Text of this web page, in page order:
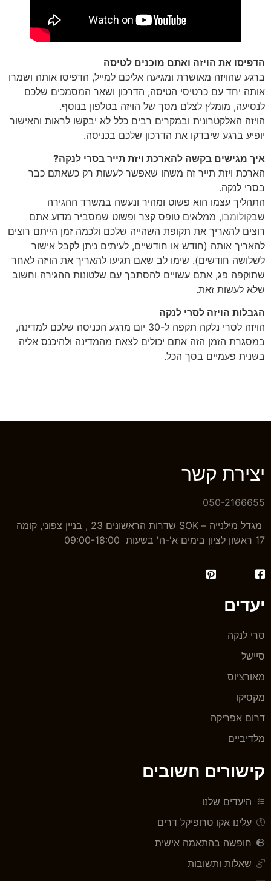
הדפיסו את הויזה ואתם מוכנים לטיסה
ברגע שהויזה מאושרת ומגיעה אליכם למייל, הדפיסו אותה ושמרו
אותה יחד עם כרטיסי הטיסה, הדרכון ושאר המסמכים שלכם
לנסיעה, מומלץ לצלם מסך של הויזה בטלפון בנוסף.
הויזה האלקטרונית ובמקרים רבים כלל לא יבקשו לראות והאישור
יופיע ברגע שיבדקו את הדרכון שלכם בכניסה.
איך מגישים בקשה להארכת ויזת תייר בסרי לנקה?
הארכת ויזת תייר זה משהו שאפשר לעשות רק כשאתם כבר
בסרי לנקה.
התהליך עצמו הוא פשוט ומהיר ונעשה במשרד ההגירה
שבקולומבו, ממלאים טופס קצר ופשוט שמסביר מדוע אתם
רוצים להאריך את תקופת השהייה שלכם ולכמה זמן הייתם רוצים
להאריך אותה (חודש או חודשיים, לעיתים ניתן לקבל אישור
לשלושה חודשים). שימו לב שאם תגיעו להאריך את הויזה לאחר
שתוקפה פג, אתם עשויים להסתבך עם שלטונות ההגירה וחשוב
שלא לעשות זאת.
הגבלות הויזה לסרי לנקה
הויזה לסרי נלקה תקפה ל-30 יום מרגע הכניסה שלכם למדינה,
במסגרת הזמן הזה אתם יכולים לצאת מהמדינה ולהיכנס אליה
בשנית פעמיים בסך הכל.
יצירת קשר
050-2166655
מגדל מילנייה – SOK שדרות הראשונים 23 , בניין צפוני, קומה
17 ראשון לציון בימים א'-ה' בשעות 09:00-18:00
יעדים
סרי לנקה
סיישל
מאורציוס
מקסיקו
דרום אפריקה
מלדיביים
קישורים חשובים
היעדים שלנו
עלינו אקו טרופיקל דרים
חופשה בהתאמה אישית
שאלות ותשובות